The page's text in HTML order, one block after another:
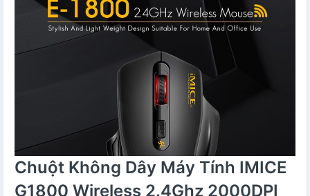
Chuột Không Dây Máy Tính IMICE
G1800 Wireless 2.4Ghz 2000DPI